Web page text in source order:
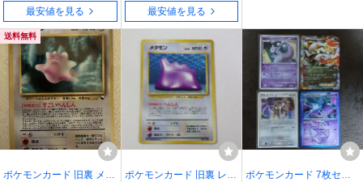
最安値を見る 最安値を見る
送料無料
ポケモンカード 旧裏 メタ
ポケモンカード 旧裏 レア
ポケモンカード 7枚セッ